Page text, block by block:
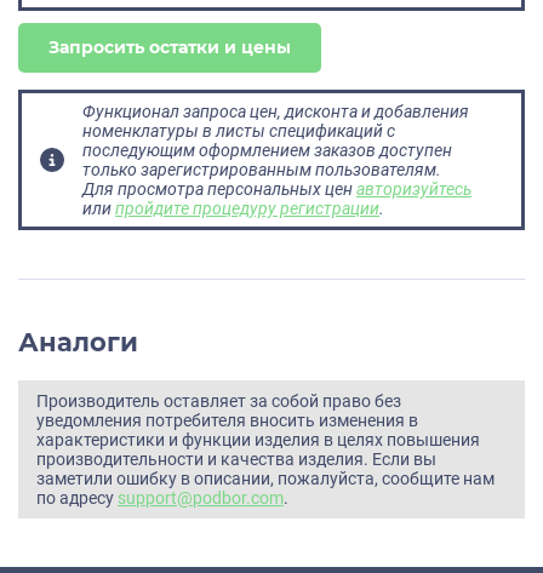
Запросить остатки и цены
Функционал запроса цен, дисконта и добавления
номенклатуры в листы спецификаций с
последующим оформлением заказов доступен
только зарегистрированным пользователям.
Для просмотра персональных ценавторизуйтесь
илипройдите процедуру регистрации.
Аналоги
Производитель оставляет за собой право без
уведомления потребителя вносить изменения в
характеристики и функции изделия в целях повышения
производительности и качества изделия. Если вы
заметили ошибку в описании, пожалуйста, сообщите нам
по адресу support@podbor.com.